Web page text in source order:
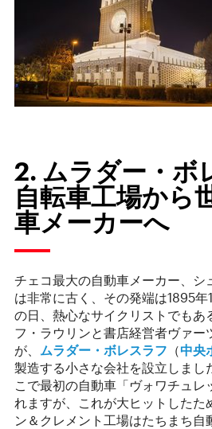
2. ムラダー・ボ
自転車工場から
車メーカーへ
チェコ最大の自動車メーカー、シ
は非常に古く、その発端は1895年
の日、熱心なサイクリストでもあ
フ・ラウリンと書店経営者ヴァー
が、 ムラダー・ボレスラフ （中央
製造する小さな会社を設立しまし
こで最初の自動車「ヴォワチュレ
れますが、これが大ヒットしたた
ン＆クレメント工場はたちまち自